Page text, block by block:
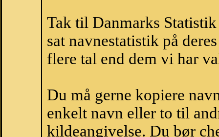
Tak til Danmarks
sat navnestatistik på
flere tal end dem vi har
Du må gerne kopiere
enkelt navn eller to til
kildeangivelse. Du bør